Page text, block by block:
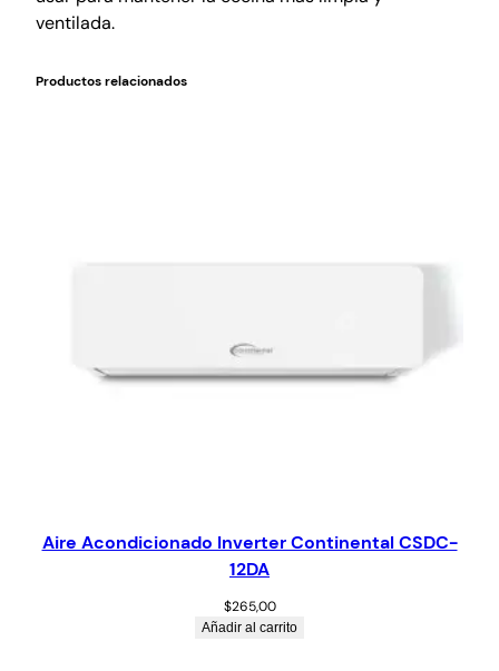
ventilada.
Productos relacionados
Aire Acondicionado Inverter Continental CSDC-
12DA
$265,00
Añadir al carrito